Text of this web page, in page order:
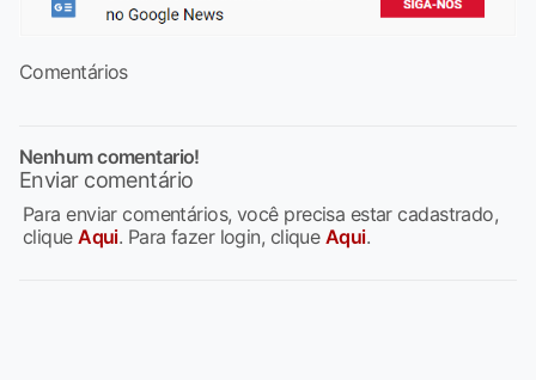
Comentários
Nenhum comentario!
Enviar comentário
Para enviar comentários, você precisa estar cadastrado,
cliqueAqui. Para fazer login, clique Aqui.